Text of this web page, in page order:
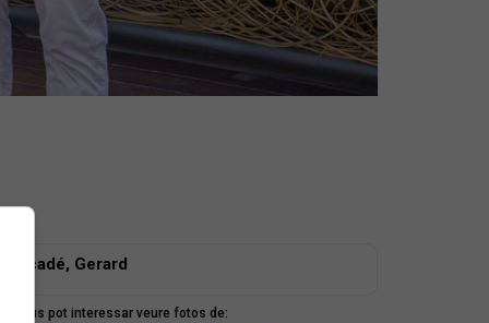
Mercadé, Gerard
us pot interessar veure fotos de: